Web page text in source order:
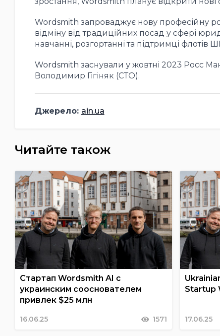
Wordsmith запроваджує нову професійну
відміну від традиційних посад у сфері
навчанні, розгортанні та підтримці флотів
Wordsmith заснували у жовтні 2023 Росс
Володимир Гігіняк (СТО).
Джерело: ain.ua
Читайте також
Стартап Wordsmith AI с
украинским сооснователем
привлек $25 млн
16.06.25 1571
Startup
17.06.25